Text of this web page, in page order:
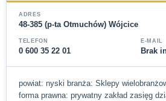
ADRES
48-385 (p-ta Otmuchów) Wójcice
TELEFON
0 600 35 22 01
E-MAIL
Brak
powiat: nyski branża: Sklepy
forma prawna: prywatny zakład zasięg